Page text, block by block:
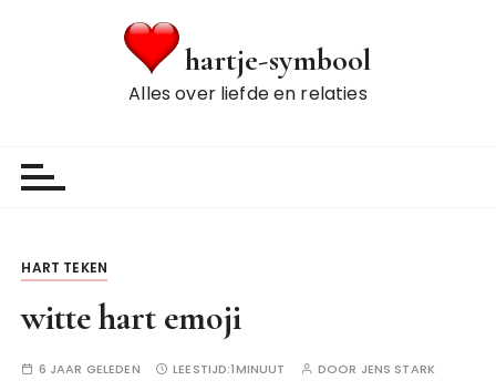
hartje-symbool
Alles over liefde en relaties
HART TEKEN
witte hart emoji
6 JAAR GELEDEN LEESTIJD:1MINUUT DOOR JENS STARK